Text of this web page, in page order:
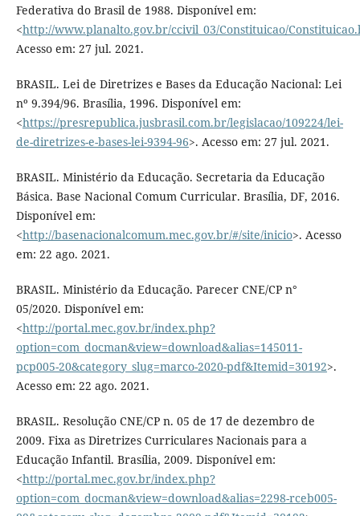
Federativa do Brasil de 1988. Disponível em:
<http://www.planalto.gov.br/ccivil_03/Constituicao/
Acesso em: 27 jul. 2021.
BRASIL. Lei de Diretrizes e Bases da Educação Nacional: Lei
nº 9.394/96. Brasília, 1996. Disponível em:
<https://presrepublica.jusbrasil.com.br/legislacao/109224/lei-
de-diretrizes-e-bases-lei-9394-96>. Acesso em: 27 jul. 2021.
BRASIL. Ministério da Educação. Secretaria da Educação
Básica. Base Nacional Comum Curricular. Brasília, DF, 2016.
Disponível em:
<http://basenacionalcomum.mec.gov.br/#/site/inicio>. Acesso
em: 22 ago. 2021.
BRASIL. Ministério da Educação. Parecer CNE/CP n°
05/2020. Disponível em:
<http://portal.mec.gov.br/index.php?
option=com_docman&view=download&alias=145011-
pcp005-20&category_slug=marco-2020-pdf&Itemid=30192>.
Acesso em: 22 ago. 2021.
BRASIL. Resolução CNE/CP n. 05 de 17 de dezembro de
2009. Fixa as Diretrizes Curriculares Nacionais para a
Educação Infantil. Brasília, 2009. Disponível em:
<http://portal.mec.gov.br/index.php?
option=com_docman&view=download&alias=2298-rceb005-